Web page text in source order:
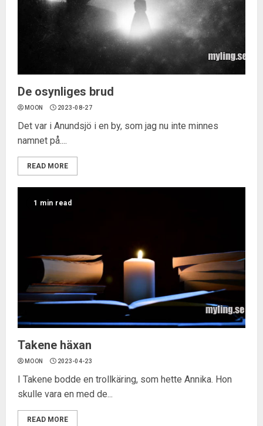
De osynliges brud
MOON 2023-08-27
Det var i Anundsjö i en by, som jag nu inte minnes
namnet på....
READ MORE
1 min read
Takene häxan
MOON 2023-04-23
I Takene bodde en trollkäring, som hette Annika. Hon
skulle vara en med de...
READ MORE